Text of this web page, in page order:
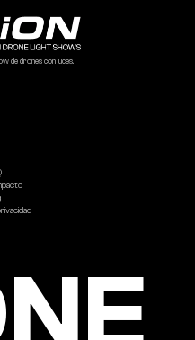
de drones con luces.